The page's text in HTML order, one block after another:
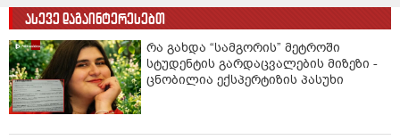
ასევე დაგაინტერესებთ
რა გახდა “სამგორის” მეტროში
სტუდენტის გარდაცვალების მიზეზი -
ცნობილია ექსპერტიზის პასუხი